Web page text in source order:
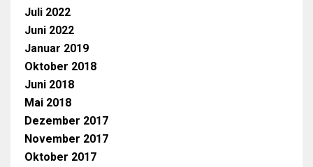
Juli 2022
Juni 2022
Januar 2019
Oktober 2018
Juni 2018
Mai 2018
Dezember 2017
November 2017
Oktober 2017